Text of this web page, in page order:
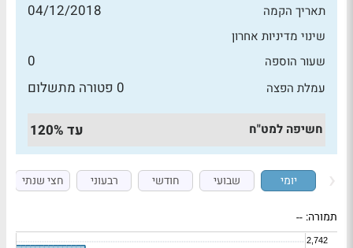
תאריך הקמה 04/12/2018
שינוי מדיניות אחרון
שעור הוספה
0
עמלת הפצה 0 פטורה מתשלום
חשיפה למט"ח עד 120%
יומי שבועי חודשי רבעוני חצי שנתי
תמורה: --